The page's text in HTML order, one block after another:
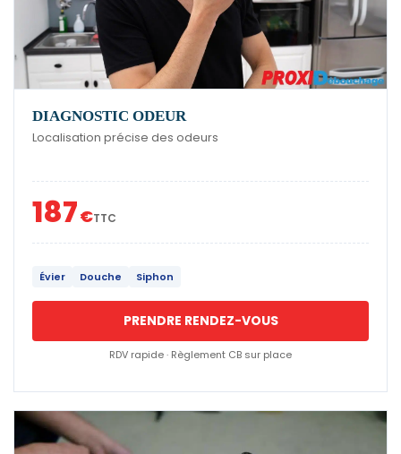
DIAGNOSTIC ODEUR
Localisation précise des odeurs
187€TTC
Évier Douche Siphon
PRENDRE RENDEZ-VOUS
RDV rapide · Règlement CB sur place